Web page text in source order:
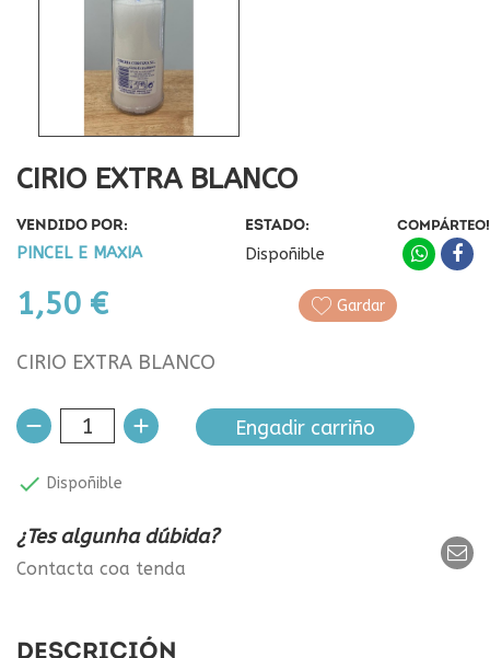
CIRIO EXTRA BLANCO
VENDIDO POR:
PINCEL E MAXIA
ESTADO:
Dispoñible
1,50 €
COMPÁRTEO!
Gardar
CIRIO EXTRA BLANCO
Engadir carriño
 Dispoñible
¿Tes algunha dúbida?
Contacta coa tenda